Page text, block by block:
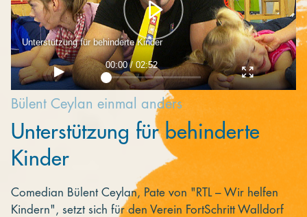
Unterstützung für behinderte Kinder
00:00 / 02:52
Bülent Ceylan einmal anders
Unterstützung für behinderte
Kinder
Comedian Bülent Ceylan, Pate von "RTL – Wir helfen
Kindern", setzt sich für den Verein FortSchritt Walldorf